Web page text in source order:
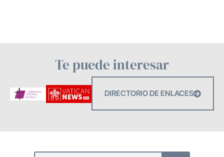
Te puede interesar
DIRECTORIO DE ENLACES